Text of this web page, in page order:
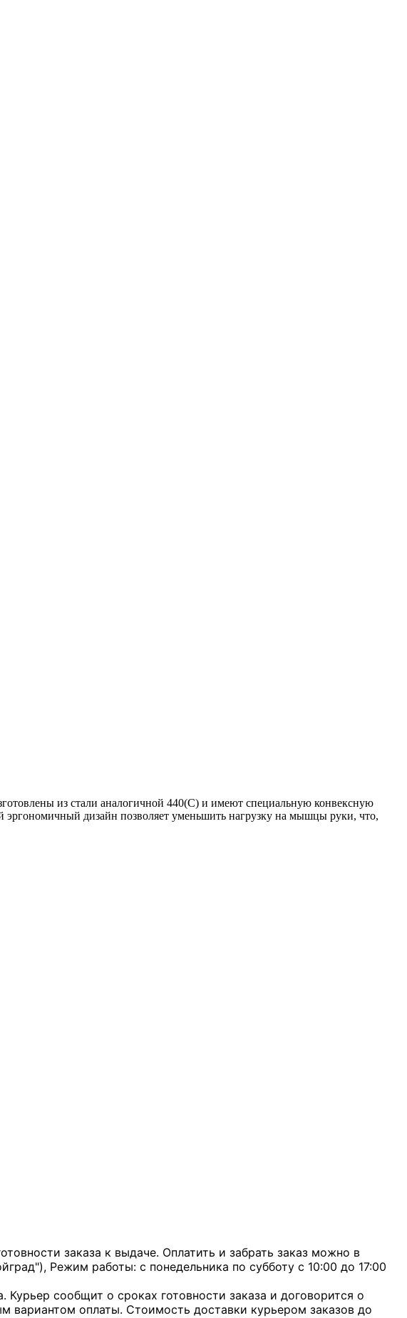
из стали аналогичной 440(С) и имеют специальную конвексную
дизайн позволяет уменьшить нагрузку на мышцы руки, что,
заказа к выдаче. Оплатить и забрать заказ можно в
Режим работы: с понедельника по субботу с 10:00 до 17:00
сообщит о сроках готовности заказа и договорится о
вариантом оплаты. Стоимость доставки курьером заказов до